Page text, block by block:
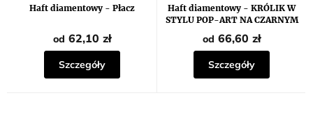
Haft diamentowy - Płacz
od 62,10 zł
Szczegóły
Haft diamentowy - KRÓLIK W
STYLU POP-ART NA CZARNYM
TLE
od 66,60 zł
Szczegóły